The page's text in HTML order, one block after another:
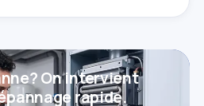
On intervient
rapide.